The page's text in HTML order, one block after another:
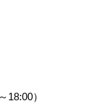
18:00）